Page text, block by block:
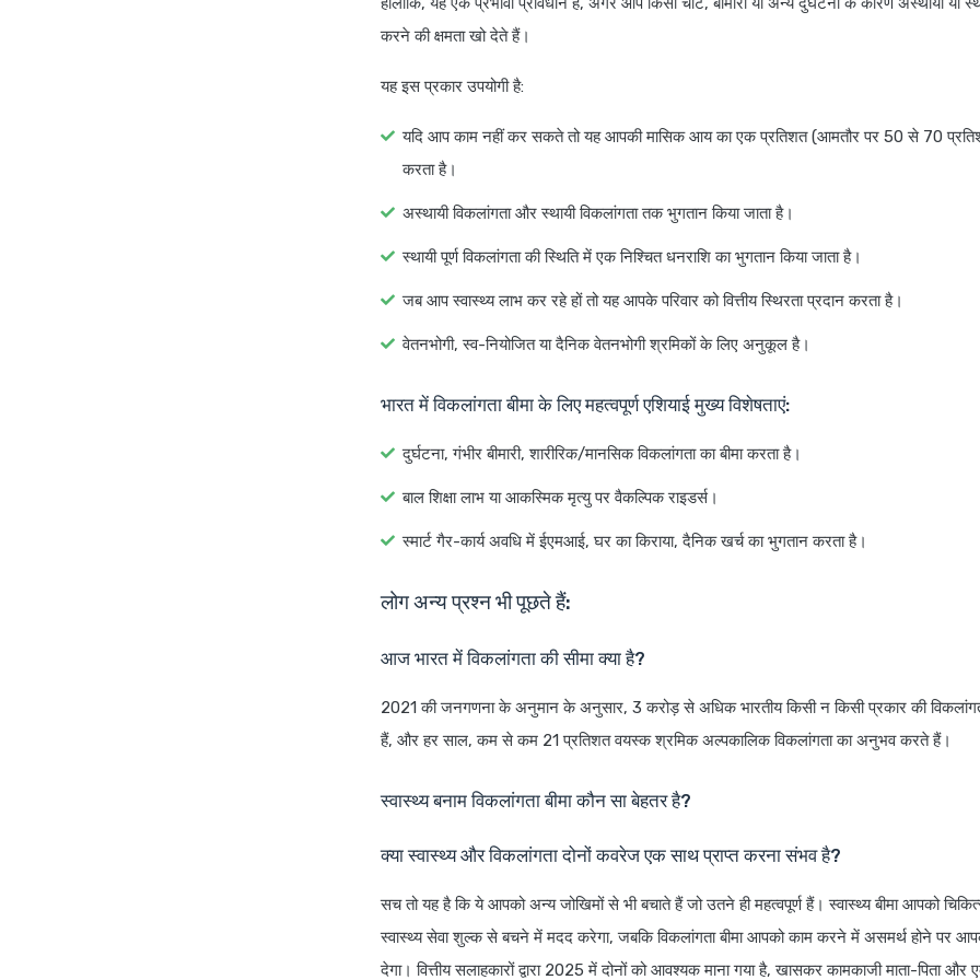
करने की क्षमता खो देते हैं।
यह इस प्रकार उपयोगी है:
यदि आप काम नहीं कर सकते तो यह आपकी मासिक आय का एक प्रतिशत (आमतौर पर 50 से 70
करता है।
अस्थायी विकलांगता और स्थायी विकलांगता तक भुगतान किया जाता है।
स्थायी पूर्ण विकलांगता की स्थिति में एक निश्चित धनराशि का भुगतान किया जाता है।
जब आप स्वास्थ्य लाभ कर रहे हों तो यह आपके परिवार को वित्तीय स्थिरता प्रदान करता है।
वेतनभोगी, स्व-नियोजित या दैनिक वेतनभोगी श्रमिकों के लिए अनुकूल है।
भारत में विकलांगता बीमा के लिए महत्वपूर्ण एशियाई मुख्य विशेषताएं:
दुर्घटना, गंभीर बीमारी, शारीरिक/मानसिक विकलांगता का बीमा करता है।
बाल शिक्षा लाभ या आकस्मिक मृत्यु पर वैकल्पिक राइडर्स।
स्मार्ट गैर-कार्य अवधि में ईएमआई, घर का किराया, दैनिक खर्च का भुगतान करता है।
लोग अन्य प्रश्न भी पूछते हैं:
आज भारत में विकलांगता की सीमा क्या है?
2021 की जनगणना के अनुमान के अनुसार, 3 करोड़ से अधिक भारतीय किसी न किसी प्रकार की
हैं, और हर साल, कम से कम 21 प्रतिशत वयस्क श्रमिक अल्पकालिक विकलांगता का अनुभव करते हैं।
स्वास्थ्य बनाम विकलांगता बीमा कौन सा बेहतर है?
क्या स्वास्थ्य और विकलांगता दोनों कवरेज एक साथ प्राप्त करना संभव है?
सच तो यह है कि ये आपको अन्य जोखिमों से भी बचाते हैं जो उतने ही महत्वपूर्ण हैं। स्वास्थ्य बीमा आपको
स्वास्थ्य सेवा शुल्क से बचने में मदद करेगा, जबकि विकलांगता बीमा आपको काम करने में असमर्थ होने पर
देगा। वित्तीय सलाहकारों द्वारा 2025 में दोनों को आवश्यक माना गया है, खासकर कामकाजी माता-पिता और